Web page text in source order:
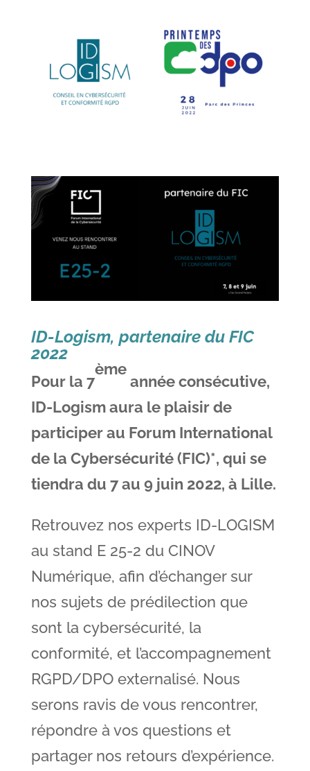
ID-Logism, partenaire du FIC
2022
Pour la 7
ème
année consécutive,
ID-Logism aura le plaisir de
participer au Forum International
de la Cybersécurité (FIC)*, qui se
tiendra du 7 au 9 juin 2022, à Lille.
Retrouvez nos experts ID-LOGISM
au stand E 25-2 du CINOV
Numérique, afin d’échanger sur
nos sujets de prédilection que
sont la cybersécurité, la
conformité, et l’accompagnement
RGPD/DPO externalisé. Nous
serons ravis de vous rencontrer,
répondre à vos questions et
partager nos retours d’expérience.